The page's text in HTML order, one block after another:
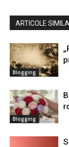
ARTICOLE
Blogging
Blogging